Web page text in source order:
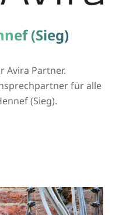
(Sieg)
Avira Partner.
für alle
(Sieg).